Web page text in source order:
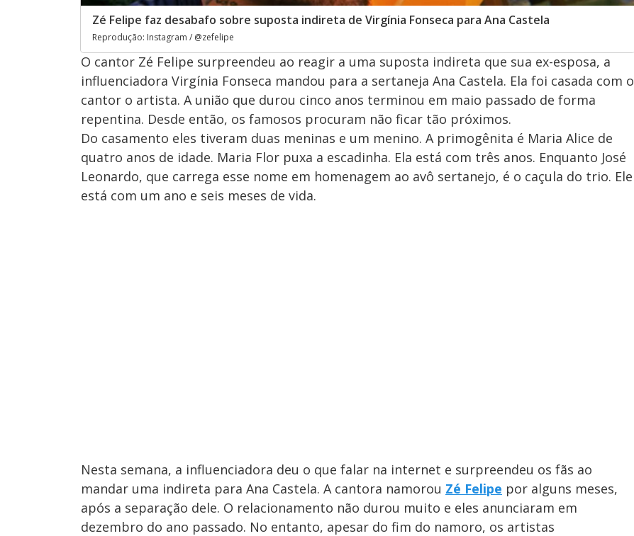
Zé Felipe faz desabafo sobre suposta indireta de Virgínia Fonseca para Ana Castela
Reprodução: Instagram / @zefelipe
O cantor Zé Felipe surpreendeu ao reagir a uma suposta indireta que sua ex-esposa, a
influenciadora Virgínia Fonseca mandou para a sertaneja Ana Castela. Ela foi casada com o
cantor o artista. A união que durou cinco anos terminou em maio passado de forma
repentina. Desde então, os famosos procuram não ficar tão próximos.
Do casamento eles tiveram duas meninas e um menino. A primogênita é Maria Alice de
quatro anos de idade. Maria Flor puxa a escadinha. Ela está com três anos. Enquanto José
Leonardo, que carrega esse nome em homenagem ao avô sertanejo, é o caçula do trio. Ele
está com um ano e seis meses de vida.
Nesta semana, a influenciadora deu o que falar na internet e surpreendeu os fãs ao
mandar uma indireta para Ana Castela. A cantora namorou Zé Felipe por alguns meses,
após a separação dele. O relacionamento não durou muito e eles anunciaram em
dezembro do ano passado. No entanto, apesar do fim do namoro, os artistas